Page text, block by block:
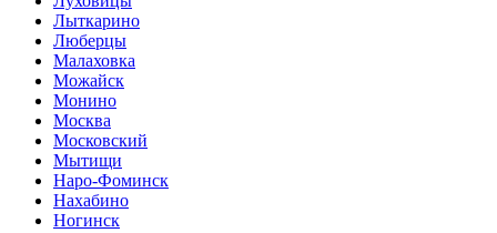
Лыткарино
Люберцы
Малаховка
Можайск
Монино
Москва
Московский
Мытищи
Наро-Фоминск
Нахабино
Ногинск